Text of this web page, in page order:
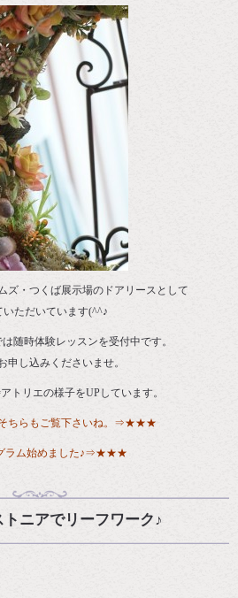
ズ・つくば展示場のドアリースとして
いただいています(^^♪
随時体験レッスンを受付中です。
申し込みくださいませ。
トリエの様子をUPしています。
ちらもご覧下さいね。⇒★★★
ラム始めました♪⇒★★★
ニアでリーフワーク♪